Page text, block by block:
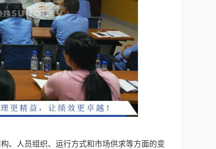
、人员组织、运行方式和市场供求等方面的变